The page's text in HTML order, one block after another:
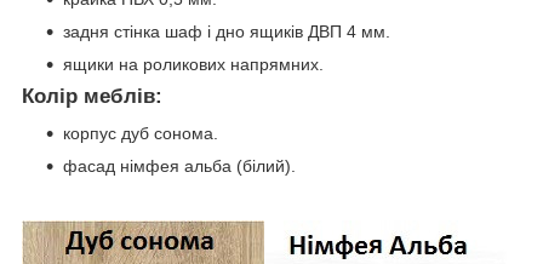
задня стінка шаф і дно ящиків ДВП 4 мм.
ящики на роликових напрямних.
Колір меблів:
корпус дуб сонома.
фасад німфея альба (білий).